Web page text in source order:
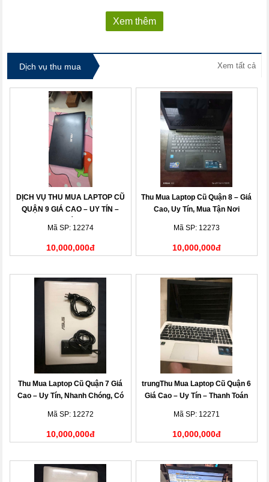
Xem thêm
Dịch vụ thu mua Xem tất cả
DỊCH VỤ THU MUA LAPTOP CŨ
QUẬN 9 GIÁ CAO – UY TÍN –
Mã SP: 12274
10,000,000đ
Thu Mua Laptop Cũ Quận 8 – Giá
Cao, Uy Tín, Mua Tận Nơi
Mã SP: 12273
10,000,000đ
Thu Mua Laptop Cũ Quận 7 Giá
Cao – Uy Tín, Nhanh Chóng, Có
Mã SP: 12272
10,000,000đ
trungThu Mua Laptop Cũ Quận 6
Giá Cao – Uy Tín – Thanh Toán
Mã SP: 12271
10,000,000đ